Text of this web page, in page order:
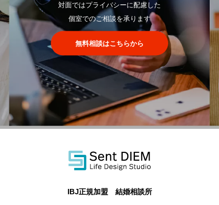
対面ではプライバシーに配慮した
個室でのご相談を承ります
無料相談はこちらから
IBJ正規加盟 結婚相談所